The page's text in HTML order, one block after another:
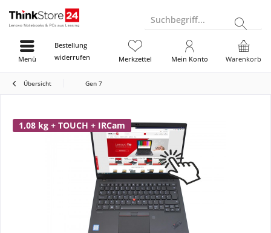
Suchbegriff...
Bestellung
widerrufen
Warenkorb
Merkzettel Mein Konto
Menü
Übersicht Gen 7
1,08 kg + TOUCH + IRCam